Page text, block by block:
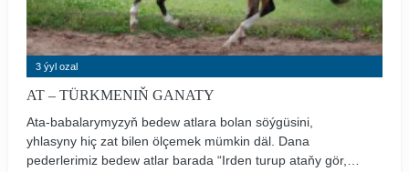
3 ýyl ozal
AT – TÜRKMENIŇ GANATY
Ata-babalarymyzyň bedew atlara bolan söýgüsini,
yhlasyny hiç zat bilen ölçemek mümkin däl. Dana
pederlerimiz bedew atlar barada “Irden turup ataňy gör,